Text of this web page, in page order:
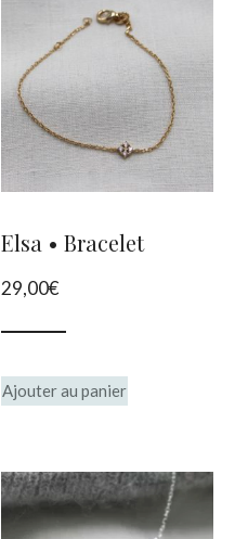
Elsa • Bracelet
29,00€
Ajouter au panier